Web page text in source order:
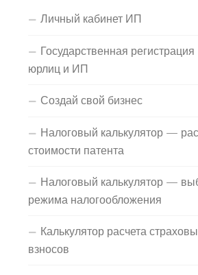
Личный кабинет ИП
Государственная регистрация
юрлиц и ИП
Создай свой бизнес
Налоговый калькулятор —
стоимости патента
Налоговый калькулятор —
режима налогообложения
Калькулятор расчета
взносов